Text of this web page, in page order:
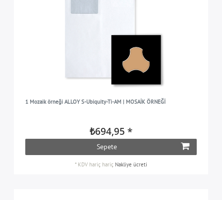
1 Mozaik örneği ALLOY S-Ubiquity-Ti-AM | MOSAİK ÖRNEĞİ
₺694,95 *
Sepete
* KDV hariç hariç Nakliye ücreti